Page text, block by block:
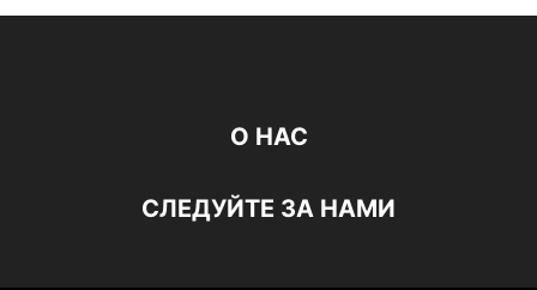
О НАС
СЛЕДУЙТЕ ЗА НАМИ